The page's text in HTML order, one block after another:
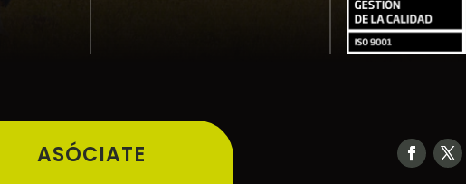
ASÓCIATE